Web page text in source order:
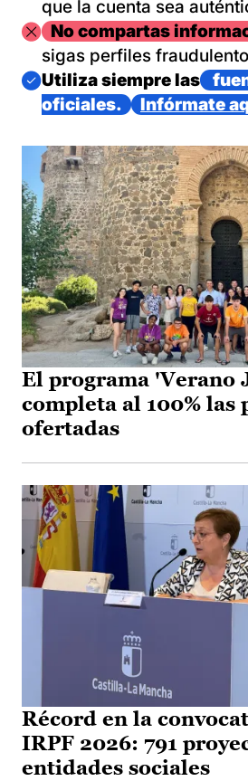
que la cuenta sea
ImagenNo compartas
sigas perfiles
Imagen
Utiliza siempre las
oficiales.
Infórmate
El programa 'Verano
completa al 100% las
ofertadas
Récord en la
IRPF 2026: 791
entidades sociales